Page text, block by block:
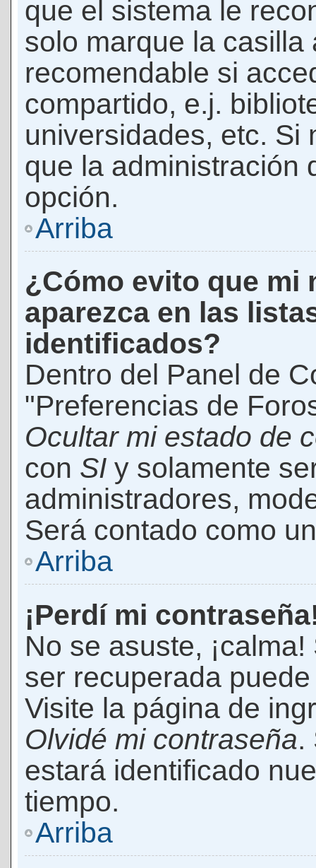
que el sistema le
solo marque la casilla
recomendable si
compartido, e.j.
universidades, etc. Si
que la administración
opción.
Arriba
¿Cómo evito que mi
aparezca en las
identificados?
Dentro del Panel de
"Preferencias de
Ocultar mi estado de
con SI y solamente
administradores,
Será contado como
Arriba
¡Perdí mi
No se asuste,
ser recuperada
Visite la página de
Olvidé mi contraseña.
estará identificado
tiempo.
Arriba